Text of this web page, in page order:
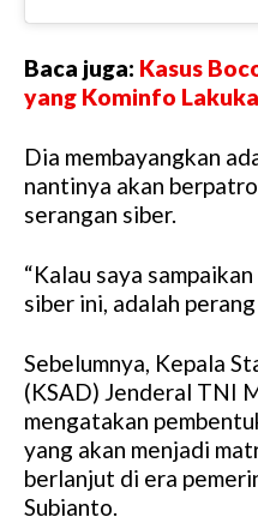
Baca juga: Kasus
yang Kominfo
Dia membayangkan
nantinya akan
serangan siber.
“Kalau saya
siber ini, adalah
Sebelumnya, Kepala
(KSAD) Jenderal TNI
mengatakan
yang akan menjadi
berlanjut di era
Subianto.